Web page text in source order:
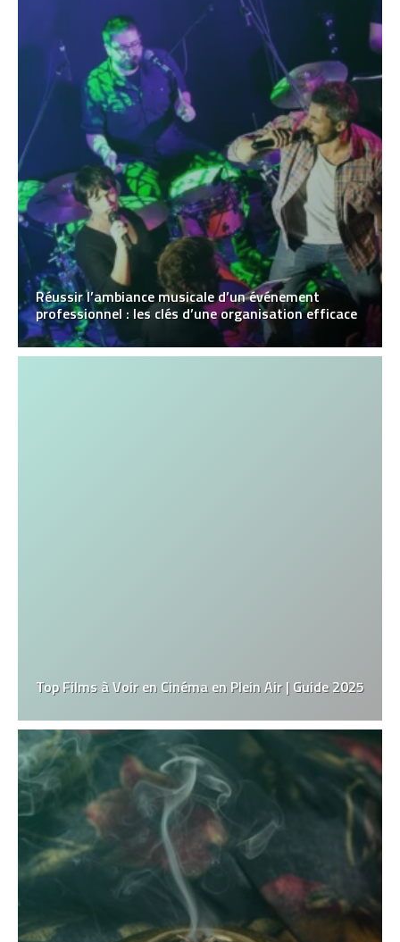
Réussir l’ambiance musicale d’un événement
professionnel : les clés d’une organisation efficace
Top Films à Voir en Cinéma en Plein Air | Guide 2025